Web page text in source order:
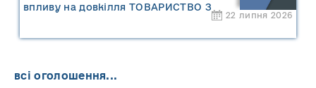
впливу на довкілля ТОВАРИСТВО З
22 липня 2026
всі оголошення...